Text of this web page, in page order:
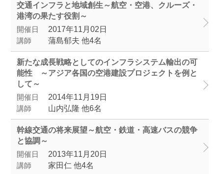
開催日 2017年11月02日
交通インフラと地域創生～航空・空港、クルーズ・
港湾の果たす役割～
講師 蒲島郁夫 他4名
開催日 2014年11月19日
新たな成長戦略としてのインフラシステム輸出の可
能性 ～アジア各国の空港建設プロジェクトを例と
して～
講師 山内弘隆 他6名
開催日 2013年11月20日
幹線交通の将来展望～航空・鉄道・高速バスの競争
と協調～
講師 家田仁 他4名